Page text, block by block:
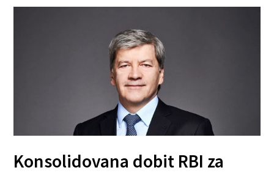
Konsolidovana dobit RBI za